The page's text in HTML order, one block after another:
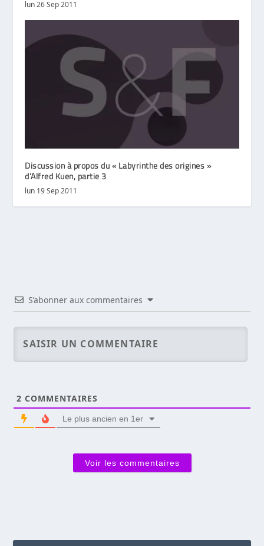
lun 26 Sep 2011
Discussion à propos du « Labyrinthe des origines »
d’Alfred Kuen, partie 3
lun 19 Sep 2011
S’abonner aux commentaires
2 COMMENTAIRES
Le plus ancien en 1er
Voir les commentaires